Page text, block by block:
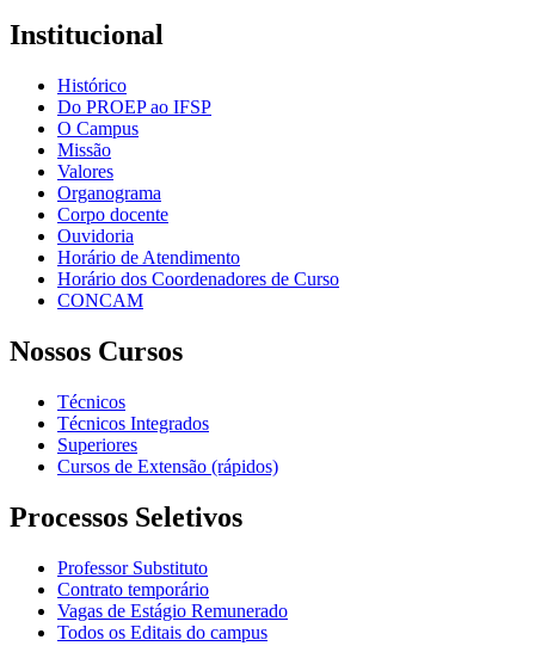
Institucional
Histórico
Do PROEP ao IFSP
O Campus
Missão
Valores
Organograma
Corpo docente
Ouvidoria
Horário de Atendimento
Horário dos Coordenadores de Curso
CONCAM
Nossos Cursos
Técnicos
Técnicos Integrados
Superiores
Cursos de Extensão (rápidos)
Processos Seletivos
Professor Substituto
Contrato temporário
Vagas de Estágio Remunerado
Todos os Editais do campus